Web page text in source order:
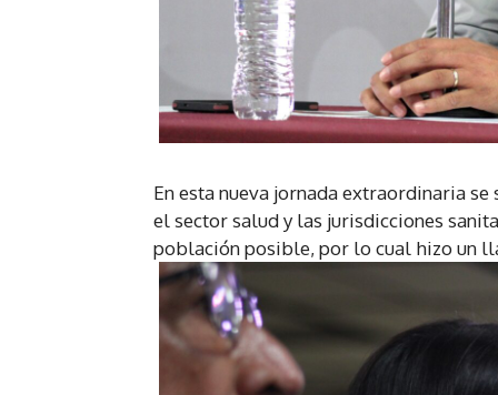
En esta nueva jornada extraordinaria se
el sector salud y las jurisdicciones
población posible, por lo cual hizo un